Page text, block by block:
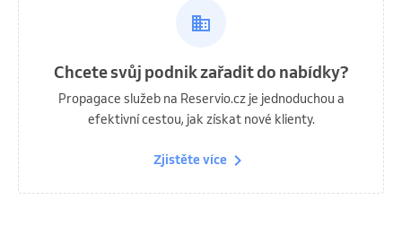
Chcete svůj podnik zařadit do nabídky?
Propagace služeb na Reservio.cz je jednoduchou a
efektivní cestou, jak získat nové klienty.
Zjistěte více